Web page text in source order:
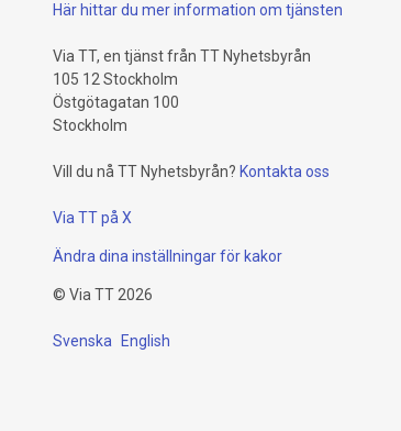
Här hittar du mer information om tjänsten
Via TT, en tjänst från TT Nyhetsbyrån
105 12 Stockholm
Östgötagatan 100
Stockholm
Vill du nå TT Nyhetsbyrån? Kontakta oss
Via TT på X
Ändra dina inställningar för kakor
© Via TT 2026
Svenska English